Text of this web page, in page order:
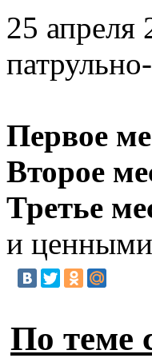
25 апреля
Первое
Второе
Третье
и
По теме